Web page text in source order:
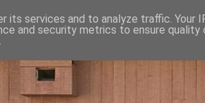
its services and to analyze traffic. Your
and security metrics to ensure quality